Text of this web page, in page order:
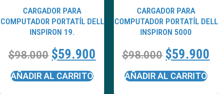
CARGADOR PARA
COMPUTADOR PORTATÍL DELL
INSPIRON 19.
$98.000 $59.900
AÑADIR AL CARRITO
CARGADOR PARA
COMPUTADOR PORTATÍL DELL
INSPIRON 5000
$98.000 $59.900
AÑADIR AL CARRITO